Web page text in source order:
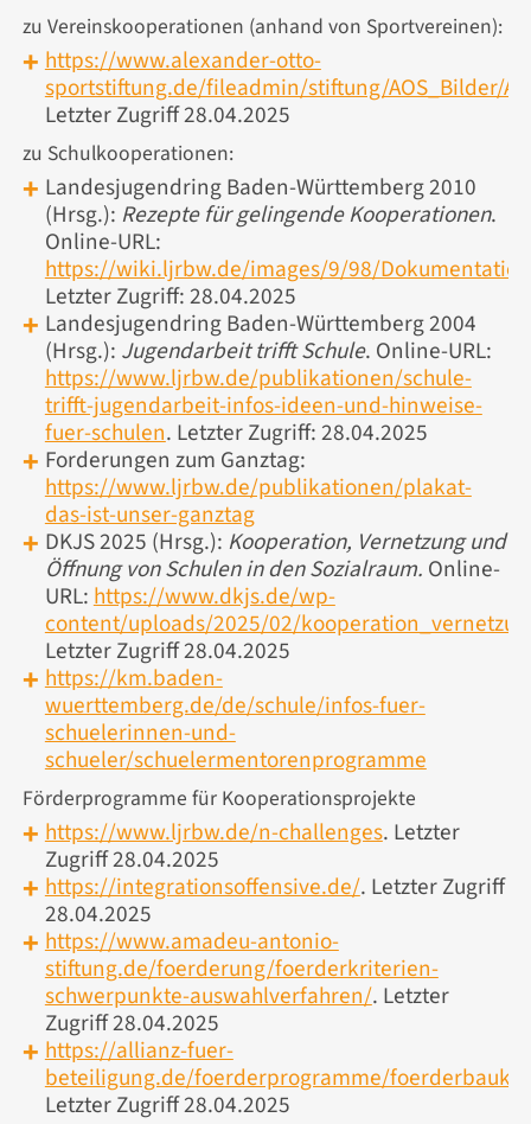
zu Vereinskooperationen (anhand von Sportvereinen):
https://www.alexander-otto-
sportstiftung.de/fileadmin/stiftung/AOS_Bilder/
Letzter Zugriff 28.04.2025
zu Schulkooperationen:
Landesjugendring Baden-Württemberg 2010
(Hrsg.): Rezepte für gelingende Kooperationen.
Online-URL:
https://wiki.ljrbw.de/images/9/98/
Letzter Zugriff: 28.04.2025
Landesjugendring Baden-Württemberg 2004
(Hrsg.): Jugendarbeit trifft Schule. Online-URL:
https://www.ljrbw.de/publikationen/schule-
trifft-jugendarbeit-infos-ideen-und-hinweise-
fuer-schulen. Letzter Zugriff: 28.04.2025
Forderungen zum Ganztag:
https://www.ljrbw.de/publikationen/plakat-
das-ist-unser-ganztag
DKJS 2025 (Hrsg.): Kooperation, Vernetzung und
Öffnung von Schulen in den Sozialraum. Online-
URL:https://www.dkjs.de/wp-
content/uploads/2025/02/
Letzter Zugriff 28.04.2025
https://km.baden-
wuerttemberg.de/de/schule/infos-fuer-
schuelerinnen-und-
schueler/schuelermentorenprogramme
Förderprogramme für Kooperationsprojekte
https://www.ljrbw.de/n-challenges. Letzter
Zugriff 28.04.2025
https://integrationsoffensive.de/. Letzter Zugriff
28.04.2025
https://www.amadeu-antonio-
stiftung.de/foerderung/foerderkriterien-
schwerpunkte-auswahlverfahren/. Letzter
Zugriff 28.04.2025
https://allianz-fuer-
beteiligung.de/foerderprogramme/
Letzter Zugriff 28.04.2025